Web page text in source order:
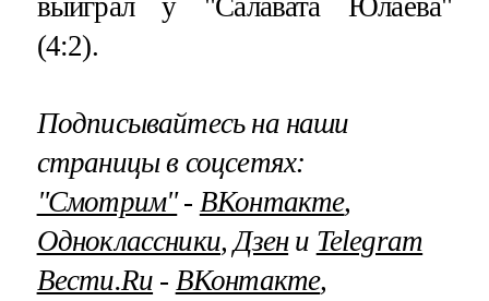
(4:2).
Подписывайтесь на наши
страницы в соцсетях:
"Смотрим"‐ ВКонтакте,
Одноклассники, Дзени Telegram
Вести.Ru ‐ ВКонтакте,